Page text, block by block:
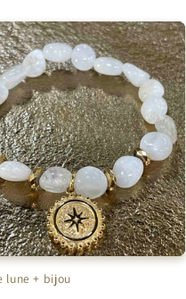
lune + bijou